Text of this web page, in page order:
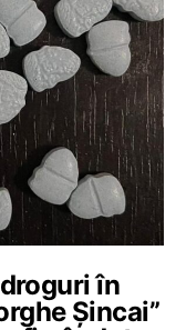
în
Șincai”